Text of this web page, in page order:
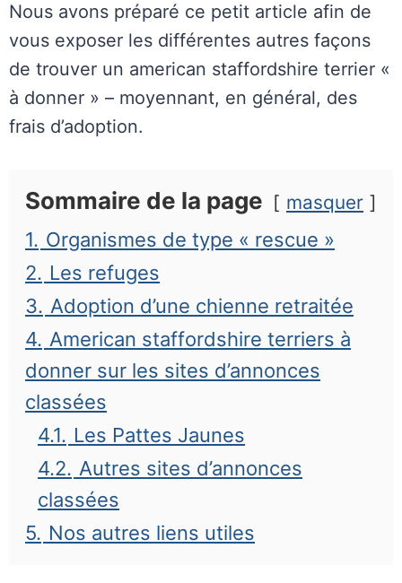
Nous avons préparé ce petit article afin de
vous exposer les différentes autres façons
de trouver un american staffordshire terrier «
à donner » – moyennant, en général, des
frais d’adoption.
Sommaire de la page masquer
1. Organismes de type « rescue »
2. Les refuges
3. Adoption d’une chienne retraitée
4. American staffordshire terriers à
donner sur les sites d’annonces
classées
4.1. Les Pattes Jaunes
4.2. Autres sites d’annonces
classées
5. Nos autres liens utiles